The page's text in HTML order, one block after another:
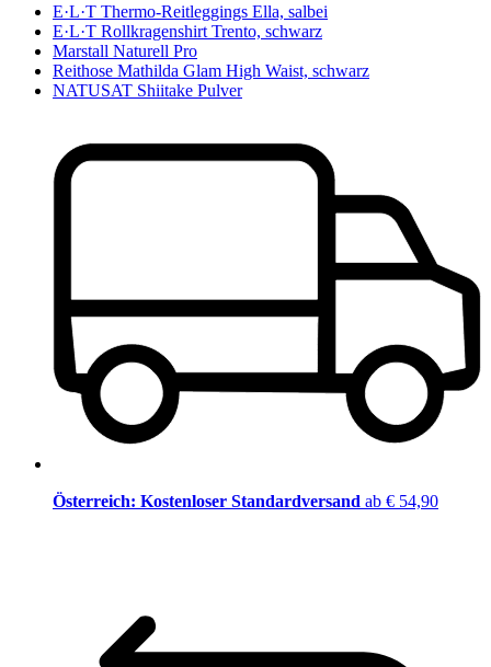
E·L·T Thermo-Reitleggings Ella, salbei
E·L·T Rollkragenshirt Trento, schwarz
Marstall Naturell Pro
Reithose Mathilda Glam High Waist, schwarz
NATUSAT Shiitake Pulver
Österreich: Kostenloser Standardversand ab € 54,90